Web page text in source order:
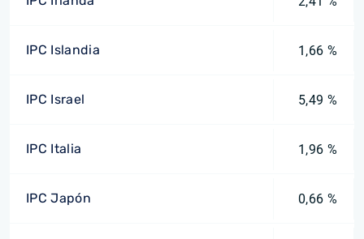
IPC Islandia 1,66 %
IPC Israel 5,49 %
IPC Italia 1,96 %
IPC Japón 0,66 %